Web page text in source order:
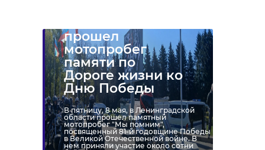
прошел
мотопробег
памяти по
Дороге жизни ко
Дню Победы
В пятницу, 8 мая, в Ленинградской
области прошел памятный
мотопробег "Мы помним",
посвященный 81-й годовщине Победы
в Великой Отечественной войне. В
нем приняли участие около сотни
комплекса и жилищно-
коммунального хозяйства
Евгений Барановский.
Александр